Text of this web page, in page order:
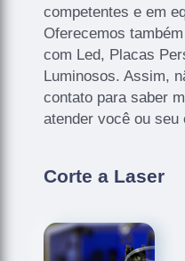
competentes e em
Oferecemos
com Led, Placas
Luminosos. Assim,
contato para saber
atender você ou seu
Corte a Laser